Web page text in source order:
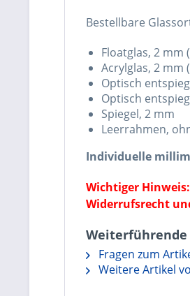
Bestellbare
Floatglas, 2 mm
Acrylglas, 2
Optisch
Optisch
Spiegel, 2 mm
Leerrahmen,
Individuelle
Wichtiger
Widerrufsrecht
Weiterführende
Fragen zum
Weitere Artikel